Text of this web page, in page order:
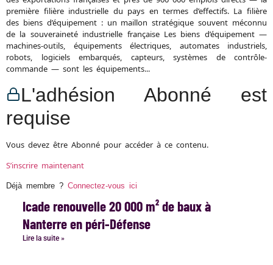
première filière industrielle du pays en termes d’effectifs. La filière
des biens d’équipement : un maillon stratégique souvent méconnu
de la souveraineté industrielle française Les biens d’équipement —
machines-outils, équipements électriques, automates industriels,
robots, logiciels embarqués, capteurs, systèmes de contrôle-
commande — sont les équipements...
L'adhésion Abonné est
requise
Vous devez être Abonné pour accéder à ce contenu.
S’inscrire maintenant
Déjà membre ? Connectez-vous ici
Icade renouvelle 20 000 m² de baux à
Nanterre en péri-Défense
Lire la suite »